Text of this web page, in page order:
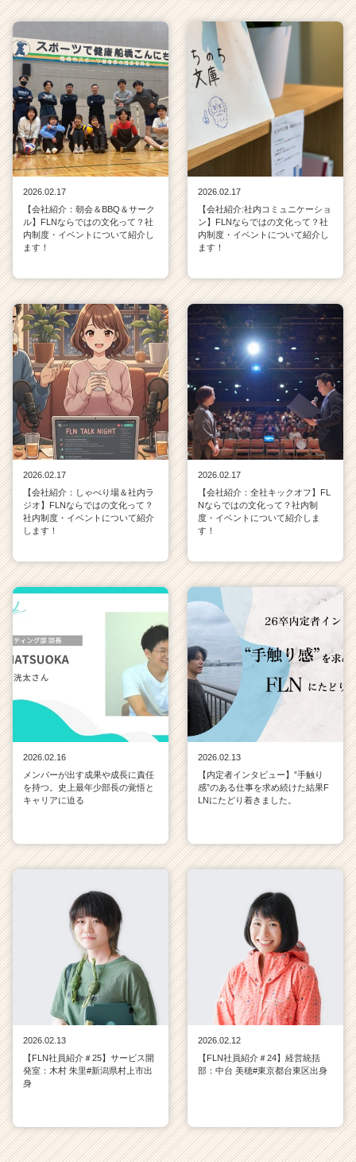
2026.02.17
【会社紹介：朝会＆BBQ＆サーク
ル】FLNならではの文化って？社
内制度・イベントについて紹介し
ます！
2026.02.17
【会社紹介:社内コミュニケーショ
ン】FLNならではの文化って？社
内制度・イベントについて紹介し
ます！
2026.02.17
【会社紹介：しゃべり場＆社内ラ
ジオ】FLNならではの文化って？
社内制度・イベントについて紹介
します！
2026.02.17
【会社紹介：全社キックオフ】FL
Nならではの文化って？社内制
度・イベントについて紹介しま
す！
2026.02.16
メンバーが出す成果や成長に責任
を持つ。史上最年少部長の覚悟と
キャリアに迫る
2026.02.13
【内定者インタビュー】”手触り
感”のある仕事を求め続けた結果F
LNにたどり着きました。
2026.02.13
【FLN社員紹介＃25】サービス開
発室：木村 朱里#新潟県村上市出
身
2026.02.12
【FLN社員紹介＃24】経営統括
部：中台 美穂#東京都台東区出身